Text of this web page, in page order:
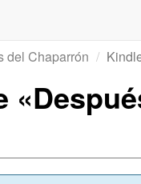
del Chaparrón